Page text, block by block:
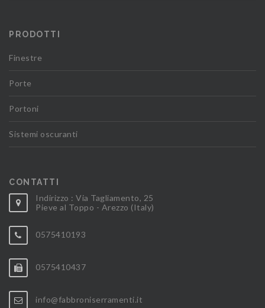
PRODOTTI
Finestre
Porte
Portoni
Sistemi oscuranti
CONTATTI
Indirizzo : Via Tagliamento, 25
Pieve al Toppo - Arezzo (Italy)
0575410193
0575410437
info@fabbroniserramenti.it